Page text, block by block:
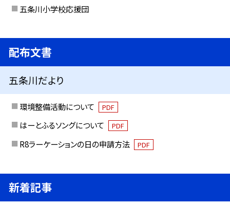
五条川小学校応援団
配布文書
五条川だより
環境整備活動について PDF
はーとふるソングについて PDF
R8ラーケーションの日の申請方法 PDF
新着記事